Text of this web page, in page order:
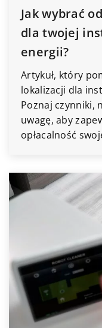
Jak wybrać
dla twojej
energii?
Artykuł, który
lokalizacji dla
Poznaj czynniki,
uwagę, aby
opłacalność